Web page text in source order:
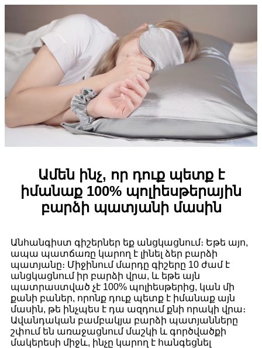
Ամեն ինչ, որ դուք պետք է
իմանաք 100% պոլիեսթերային
բարձի պատյանի մասին
Անհանգիստ գիշերներ եք անցկացնում։ Եթե այո,
ապա պատճառը կարող է լինել ձեր բարձի
պատյանը։ Միջինում մարդը գիշերը 10 ժամ է
անցկացնում իր բարձի վրա, և եթե այն
պատրաստված չէ 100% պոլիեսթերից, կան մի
քանի բաներ, որոնք դուք պետք է իմանաք այն
մասին, թե ինչպես է դա ազդում քնի որակի վրա։
Ավանդական բամբակյա բարձի պատյանները
շփում են առաջացնում մաշկի և գործվածքի
մակերեսի միջև, ինչը կարող է հանգեցնել